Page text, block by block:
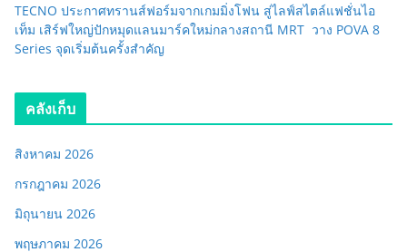
TECNO ประกาศทรานส์ฟอร์มจากเกมมิ่งโฟน สู่ไลฟ์สไตล์แฟชั่นไอ
เท็ม เสิร์ฟใหญ่ปักหมุดแลนมาร์คใหม่กลางสถานี MRT วาง POVA 8
Series จุดเริ่มต้นครั้งสำคัญ
คลังเก็บ
สิงหาคม 2026
กรกฎาคม 2026
มิถุนายน 2026
พฤษภาคม 2026